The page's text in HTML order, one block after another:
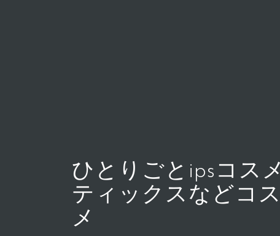
ひとりごとipsコスメ
ティックスなどコス
メ